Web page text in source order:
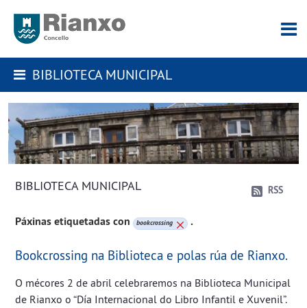
BIBLIOTECA MUNICIPAL
BIBLIOTECA MUNICIPAL RSS
Páxinas etiquetadas con bookcrossing .
Bookcrossing na Biblioteca e polas rúa de Rianxo.
O mécores 2 de abril celebraremos na Biblioteca Municipal
de Rianxo o “Día Internacional do Libro Infantil e Xuvenil”.